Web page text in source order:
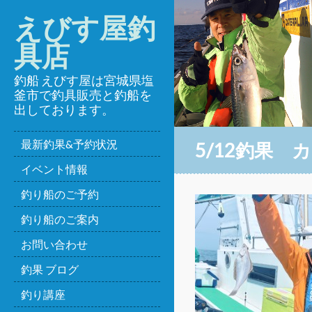
えびす屋釣
具店
釣船 えびす屋は宮城県塩
釜市で釣具販売と釣船を
出しております。
最新釣果&予約状況
イベント情報
釣り船のご予約
釣り船のご案内
お問い合わせ
釣果 ブログ
釣り講座
5/12釣果 カ